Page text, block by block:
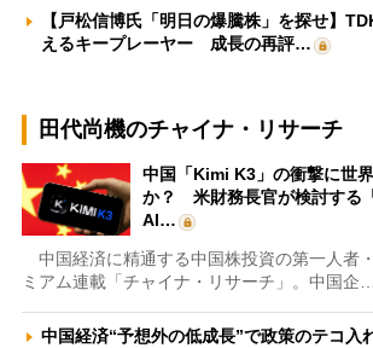
【戸松信博氏「明日の爆騰株」を探せ】
えるキープレーヤー 成長の再評…
田代尚機のチャイナ・リサーチ
中国「Kimi K3」の衝撃に世
か？ 米財務長官が検討する
AI…
中国経済に精通する中国株投資の第一人者
ミアム連載「チャイナ・リサーチ」。中国企…
中国経済“予想外の低成長”で政策のテコ